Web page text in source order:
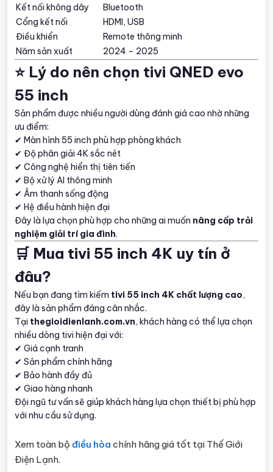
Kết nối không dây
Bluetooth
Cổng kết nối
HDMI, USB
Điều khiển
Remote thông minh
Năm sản xuất
2024 – 2025
⭐ Lý do nên chọn tivi QNED evo
55 inch
Sản phẩm được nhiều người dùng đánh giá cao nhờ những
ưu điểm:
✔ Màn hình 55 inch phù hợp phòng khách
✔ Độ phân giải 4K sắc nét
✔ Công nghệ hiển thị tiên tiến
✔ Bộ xử lý AI thông minh
✔ Âm thanh sống động
✔ Hệ điều hành hiện đại
Đây là lựa chọn phù hợp cho những ai muốn nâng cấp trải
nghiệm giải trí gia đình.
🛒 Mua tivi 55 inch 4K uy tín ở
đâu?
Nếu bạn đang tìm kiếm tivi 55 inch 4K chất lượng cao,
đây là sản phẩm đáng cân nhắc.
Tại thegioidienlanh.com.vn, khách hàng có thể lựa chọn
nhiều dòng tivi hiện đại với:
✔ Giá cạnh tranh
✔ Sản phẩm chính hãng
✔ Bảo hành đầy đủ
✔ Giao hàng nhanh
Đội ngũ tư vấn sẽ giúp khách hàng lựa chọn thiết bị phù hợp
với nhu cầu sử dụng.
Xem toàn bộ điều hòa chính hãng giá tốt tại Thế Giới
Điện Lạnh.